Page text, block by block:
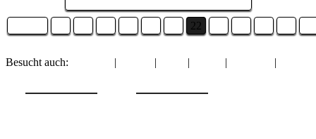
22
Besucht auch: | | | |
|